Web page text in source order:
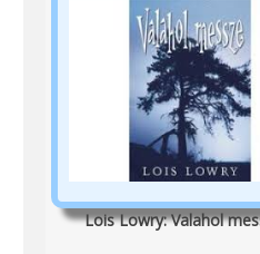
Lois Lowry: Valahol